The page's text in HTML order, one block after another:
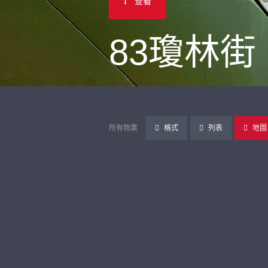
83瓊林街
所有物業 格式 列表 地圖